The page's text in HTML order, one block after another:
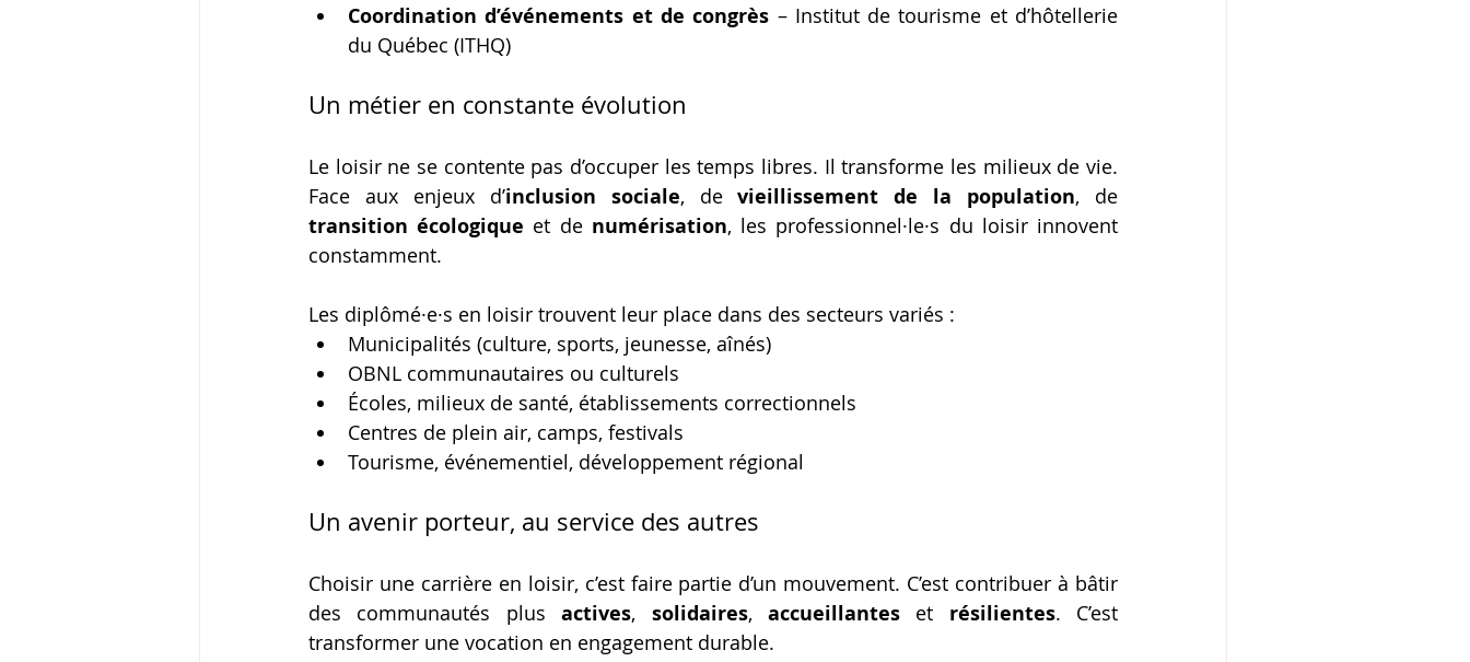
Coordination d’événements et de congrès – Institut de tourisme et d’hôtellerie
du Québec (ITHQ)
Un métier en constante évolution
Le loisir ne se contente pas d’occuper les temps libres. Il transforme les milieux de vie.
Face aux enjeux d’inclusion sociale, de vieillissement de la population
transition écologique et de numérisation, les professionnel·le·s du loisir innovent
constamment.
Les diplômé·e·s en loisir trouvent leur place dans des secteurs variés :
Municipalités (culture, sports, jeunesse, aînés)
OBNL communautaires ou culturels
Écoles, milieux de santé, établissements correctionnels
Centres de plein air, camps, festivals
Tourisme, événementiel, développement régional
Un avenir porteur, au service des autres
Choisir une carrière en loisir, c’est faire partie d’un mouvement. C’est contribuer à bâtir
des communautés plus actives, solidaires, accueillantes et résilientes. C’est
transformer une vocation en engagement durable.